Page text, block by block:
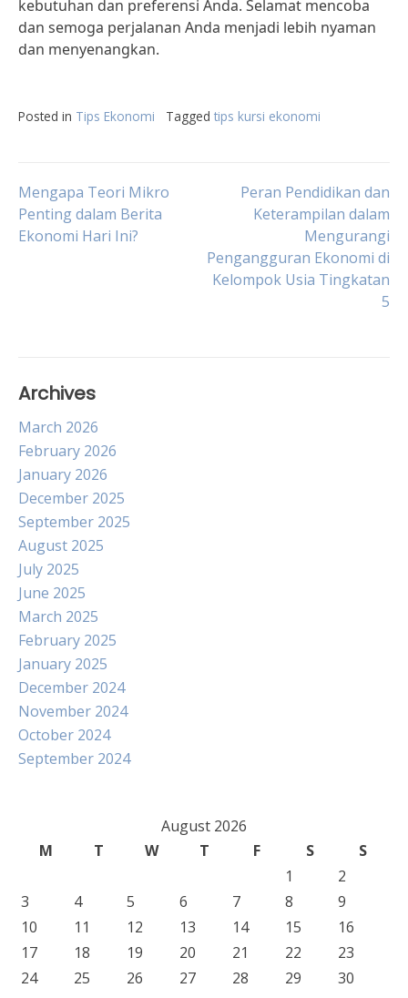
kebutuhan dan preferensi Anda. Selamat mencoba
dan semoga perjalanan Anda menjadi lebih nyaman
dan menyenangkan.
Posted in Tips Ekonomi Tagged tips kursi ekonomi
Post
navigation
Mengapa Teori Mikro
Penting dalam Berita
Ekonomi Hari Ini?
Peran Pendidikan dan
Keterampilan dalam
Mengurangi
Pengangguran Ekonomi di
Kelompok Usia Tingkatan
5
Archives
March 2026
February 2026
January 2026
December 2025
September 2025
August 2025
July 2025
June 2025
March 2025
February 2025
January 2025
December 2024
November 2024
October 2024
September 2024
August 2026
M
T W T F S
S
1
2
3
4 5 6 7 8
9
10
11 12 13 14 15
16
17
18 19 20 21 22
23
24
25 26 27 28 29
30